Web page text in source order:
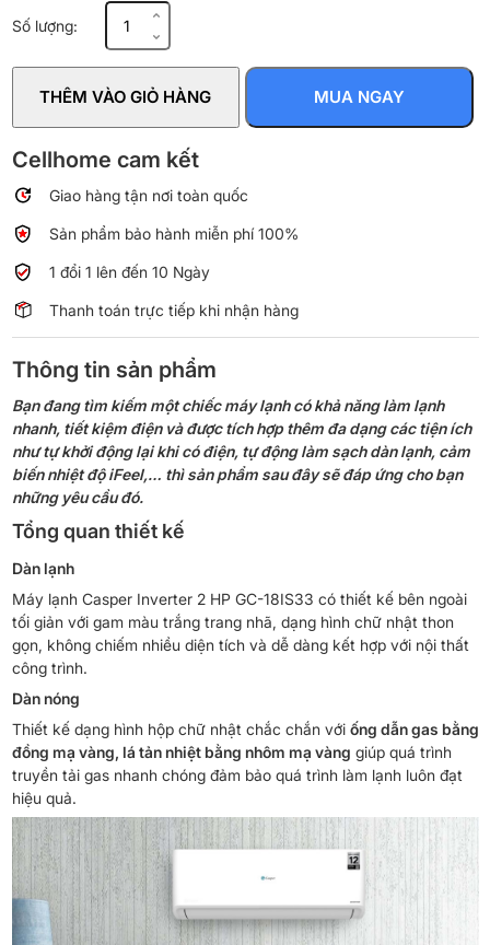
Số lượng:
Máy
lạnh
2
HP
18IS33
số
THÊM VÀO GIỎ HÀNG MUA NGAY
Cellhome cam kết
Giao hàng tận nơi toàn quốc
Sản phẩm bảo hành miễn phí 100%
1 đổi 1 lên đến 10 Ngày
Thanh toán trực tiếp khi nhận hàng
Thông tin sản phẩm
Bạn đang tìm kiếm một chiếc máy lạnh có khả năng làm lạnh
nhanh, tiết kiệm điện và được tích hợp thêm đa dạng các tiện ích
như tự khởi động lại khi có điện, tự động làm sạch dàn lạnh, cảm
biến nhiệt độ iFeel,… thì sản phẩm sau đây sẽ đáp ứng cho bạn
những yêu cầu đó.
Tổng quan thiết kế
Dàn lạnh
Máy lạnh Casper Inverter 2 HP GC-18IS33 có thiết kế bên ngoài
tối giản với gam màu trắng trang nhã, dạng hình chữ nhật thon
gọn, không chiếm nhiều diện tích và dễ dàng kết hợp với nội thất
công trình.
Dàn nóng
Thiết kế dạng hình hộp chữ nhật chắc chắn với ống dẫn gas bằng
đồng mạ vàng, lá tản nhiệt bằng nhôm mạ vàng giúp quá trình
truyền tải gas nhanh chóng đảm bảo quá trình làm lạnh luôn đạt
hiệu quả.